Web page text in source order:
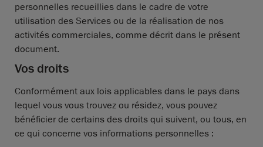
personnelles recueillies dans le cadre de votre
utilisation des Services ou de la réalisation de nos
activités commerciales, comme décrit dans le présent
document.
Vos droits
Conformément aux lois applicables dans le pays dans
lequel vous vous trouvez ou résidez, vous pouvez
bénéficier de certains des droits qui suivent, ou tous, en
ce qui concerne vos informations personnelles :